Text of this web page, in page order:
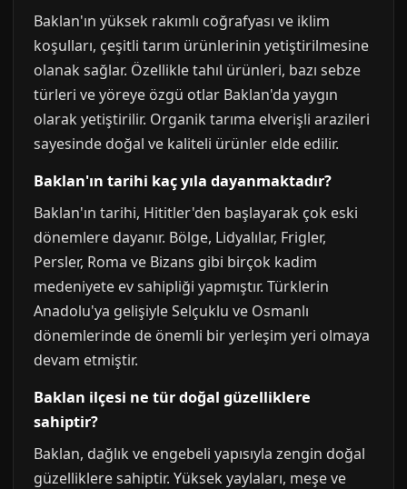
Baklan'ın yüksek rakımlı coğrafyası ve iklim
koşulları, çeşitli tarım ürünlerinin yetiştirilmesine
olanak sağlar. Özellikle tahıl ürünleri, bazı sebze
türleri ve yöreye özgü otlar Baklan'da yaygın
olarak yetiştirilir. Organik tarıma elverişli arazileri
sayesinde doğal ve kaliteli ürünler elde edilir.
Baklan'ın tarihi kaç yıla dayanmaktadır?
Baklan'ın tarihi, Hititler'den başlayarak çok eski
dönemlere dayanır. Bölge, Lidyalılar, Frigler,
Persler, Roma ve Bizans gibi birçok kadim
medeniyete ev sahipliği yapmıştır. Türklerin
Anadolu'ya gelişiyle Selçuklu ve Osmanlı
dönemlerinde de önemli bir yerleşim yeri olmaya
devam etmiştir.
Baklan ilçesi ne tür doğal güzelliklere
sahiptir?
Baklan, dağlık ve engebeli yapısıyla zengin doğal
güzelliklere sahiptir. Yüksek yaylaları, meşe ve